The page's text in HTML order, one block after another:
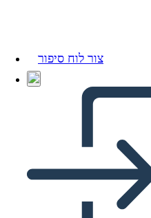
צור לוח סיפור